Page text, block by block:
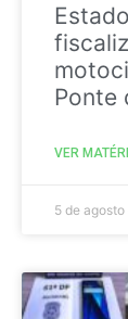
Ponte
VER
5 de